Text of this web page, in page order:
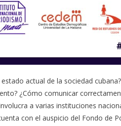
estado actual de la sociedad
¿Cómo comunicar
a varias instituciones
con el auspicio del Fondo de